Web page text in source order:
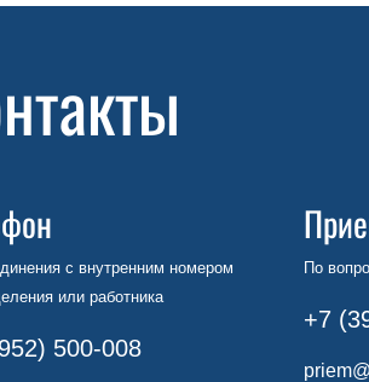
с внутренним номером
или работника
500-008
По
+7